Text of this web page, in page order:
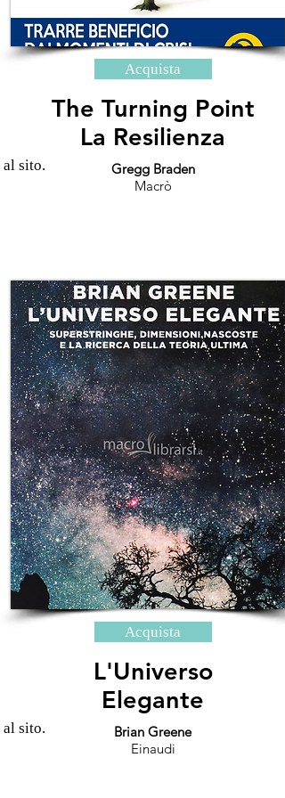
Acquista
The Turning Point
La Resilienza
Gregg Braden
Macrò
al sito.
Acquista
L'Universo
Elegante
Brian Greene
Einaudi
al sito.